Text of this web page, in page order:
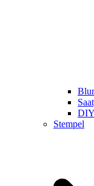
Stempel